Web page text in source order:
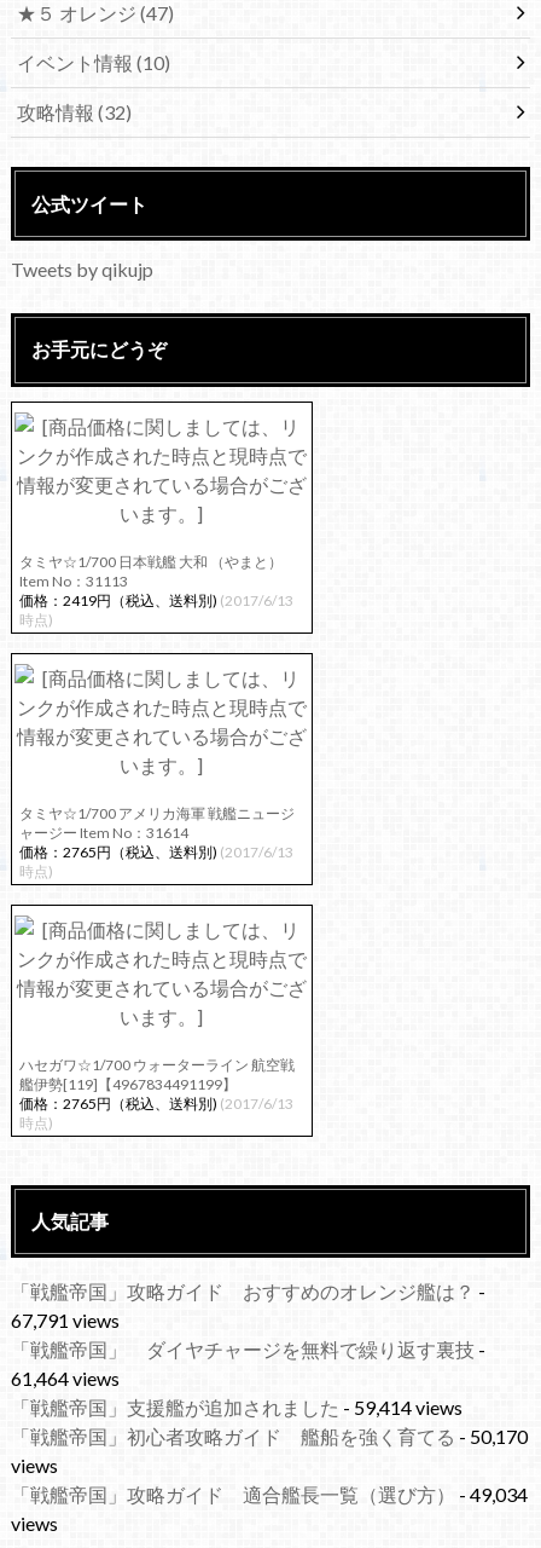
★５ オレンジ (47)
イベント情報 (10)
攻略情報 (32)
公式ツイート
Tweets by qikujp
お手元にどうぞ
タミヤ☆1/700 日本戦艦 大和 （やまと）
Item No：31113
価格：2419円（税込、送料別) (2017/6/13
時点)
タミヤ☆1/700 アメリカ海軍 戦艦ニュージ
ャージー Item No：31614
価格：2765円（税込、送料別) (2017/6/13
時点)
ハセガワ☆1/700 ウォーターライン 航空戦
艦伊勢[119]【4967834491199】
価格：2765円（税込、送料別) (2017/6/13
時点)
人気記事
「戦艦帝国」攻略ガイド おすすめのオレンジ艦は？ -
67,791 views
「戦艦帝国」 ダイヤチャージを無料で繰り返す裏技-
61,464 views
「戦艦帝国」支援艦が追加されました - 59,414 views
「戦艦帝国」初心者攻略ガイド 艦船を強く育てる - 50,170
views
「戦艦帝国」攻略ガイド 適合艦長一覧（選び方）
- 49,034
views